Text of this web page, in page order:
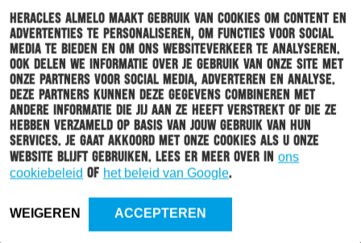
Heracles Almelo maakt gebruik van cookies om content en
advertenties te personaliseren, om functies voor social
media te bieden en om ons websiteverkeer te analyseren.
Ook delen we informatie over je gebruik van onze site met
onze partners voor social media, adverteren en analyse.
Deze partners kunnen deze gegevens combineren met
andere informatie die jij aan ze heeft verstrekt of die ze
hebben verzameld op basis van jouw gebruik van hun
services. Je gaat akkoord met onze cookies als u onze
website blijft gebruiken. Lees er meer over in ons
cookiebeleid of het beleid van Google.
WEIGEREN ACCEPTEREN
HERACLES 12-09-2020
SPELERS EN STAF GETEST OP CORONA: ÉÉN
POSITIEVE UITSLAG